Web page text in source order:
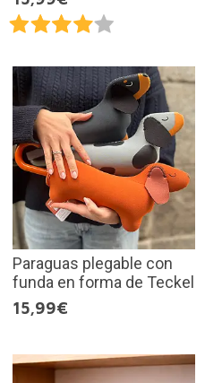
Paraguas plegable con
funda en forma de Teckel
15,99€